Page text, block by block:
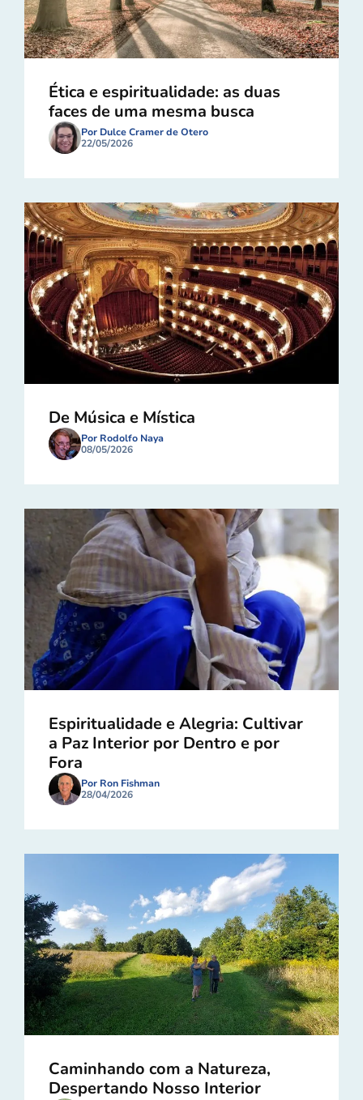
Ética e espiritualidade: as duas
faces de uma mesma busca
Por Dulce Cramer de Otero
22/05/2026
De Música e Mística
Por Rodolfo Naya
08/05/2026
Espiritualidade e Alegria: Cultivar
a Paz Interior por Dentro e por
Fora
Por Ron Fishman
28/04/2026
Caminhando com a Natureza,
Despertando Nosso Interior